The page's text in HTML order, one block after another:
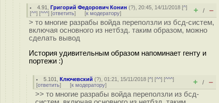
4.91 ,Григорий Федорович Конин (?), 20:45, 14/11/2018 [^]
[^^] [^^^] [ответить] [к модератору] + / –
> то многие разрабы войда переползли из бсд-систем,
включая основного из нетбзд. таким образом, можно
сделать вывод
История удивительным образом напоминает генту и
портежи :)
5.101 ,Ключевский (?), 01:21, 15/11/2018 [^] [^^] [^^^]
[ответить] [к модератору] + / –
>> то многие разрабы войда переползли из бсд-